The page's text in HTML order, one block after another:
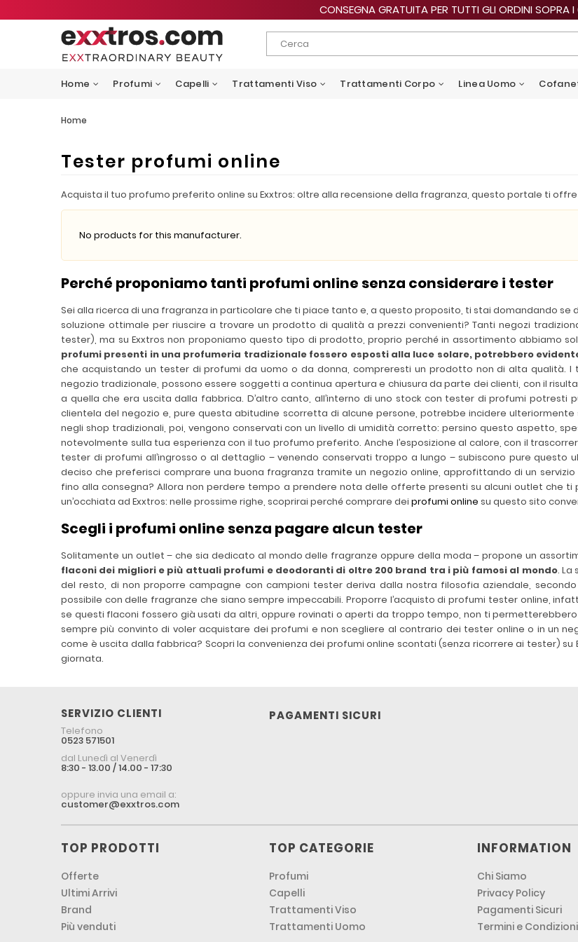
CONSEGNA GRATUITA PER TUTTI GLI ORDINI
Home Profumi Capelli Trattamenti Viso Trattamenti Corpo Linea Uomo
Home
Tester profumi online
Acquista il tuo profumo preferito online su Exxtros: oltre alla recensione della fragranza, questo portale ti
No products for this manufacturer.
Perché proponiamo tanti profumi online senza considerare i tester
Sei alla ricerca di una fragranza in particolare che ti piace tanto e, a questo proposito, ti stai domandando
soluzione ottimale per riuscire a trovare un prodotto di qualità a prezzi convenienti? Tanti negozi
tester), ma su Exxtros non proponiamo questo tipo di prodotto, proprio perché in assortimento abbiamo
profumi presenti in una profumeria tradizionale fossero esposti alla luce solare, potrebbero
che acquistando un tester di profumi da uomo o da donna, compreresti un prodotto non di alta qualità. I
negozio tradizionale, possono essere soggetti a continua apertura e chiusura da parte dei clienti, con il
a quella che era uscita dalla fabbrica. D’altro canto, all’interno di uno stock con tester di profumi
clientela del negozio e, pure questa abitudine scorretta di alcune persone, potrebbe incidere
negli shop tradizionali, poi, vengono conservati con un livello di umidità corretto: persino questo aspetto,
notevolmente sulla tua esperienza con il tuo profumo preferito. Anche l’esposizione al calore, con il
tester di profumi all’ingrosso o al dettaglio – venendo conservati troppo a lungo – subiscono pure
deciso che preferisci comprare una buona fragranza tramite un negozio online, approfittando di un
fino alla consegna? Allora non perdere tempo a prendere nota delle offerte presenti su alcuni outlet che
un’occhiata ad Exxtros: nelle prossime righe, scoprirai perché comprare dei profumi online su questo sito
Scegli i profumi online senza pagare alcun tester
Solitamente un outlet – che sia dedicato al mondo delle fragranze oppure della moda – propone un
flaconi dei migliori e più attuali profumi e deodoranti di oltre 200 brand tra i più famosi al mondo. La
del resto, di non proporre campagne con campioni tester deriva dalla nostra filosofia aziendale,
possibile con delle fragranze che siano sempre impeccabili. Proporre l’acquisto di profumi tester online,
se questi flaconi fossero già usati da altri, oppure rovinati o aperti da troppo tempo, non ti
sempre più convinto di voler acquistare dei profumi e non scegliere al contrario dei tester online o in un
come è uscita dalla fabbrica? Scopri la convenienza dei profumi online scontati (senza ricorrere ai tester)
giornata.
SERVIZIO CLIENTI
Telefono
0523 571501
dal Lunedì al Venerdì
8:30 - 13.00 / 14.00 - 17:30
oppure invia una email a:
customer@exxtros.com
PAGAMENTI SICURI
TOP PRODOTTI
Offerte
Ultimi Arrivi
Brand
Più venduti
TOP CATEGORIE
Profumi
Capelli
Trattamenti Viso
Trattamenti Uomo
INFORMATION
Chi Siamo
Privacy Policy
Pagamenti Sicuri
Termini e Condizioni